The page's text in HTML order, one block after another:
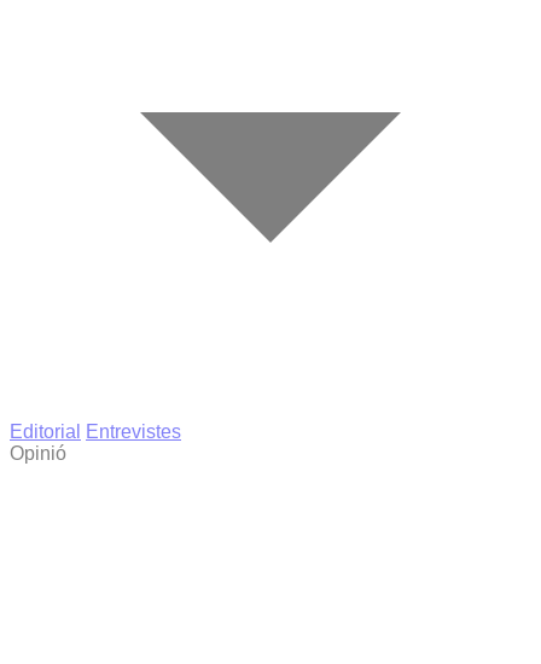
Editorial
Entrevistes
Opinió